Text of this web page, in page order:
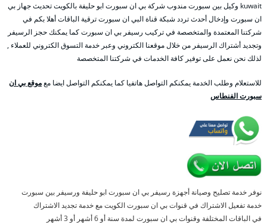
kuwait وكيل بين سبورت مندوب شركة بي ان سبورت ابو حليفة بالكويت تحديث جهاز بي
ان سبورت وإدخال أحدث تردد شبكة قناة البي ان سبورت ترقية الباقات أهلا بكم في
شركتنا المعتمدة والمتخصصة في تركيب رسيفر بي ان سبورت كما يمكنك حجز الرسيفر
وتجديد أشتراك الرسيفر من خلال موقعنا الكتروني وعبر خدمة التسوق الكتروني للعملاء ,
لذلك نحن نعمل على توفير كافة الخدمات في شركتنا المتخصصة
للاستعلام وطلب الخدمة يمكنكم التواصل هاتفيا كما يمكنكم التواصل ايضا معموقع بي ان
سبورت الفنطاس
نوفر خدمة تصليح وصيانة أجهزة رسيفر بي ان سبورت ابو حليفة ورسيفر بين سبورت
خدمة تفعيل الاشتراك في قنوات بي ان سبورت الكويت مع خدمة تجديد الاشتراك
في الباقات المختلفة وقنوات بي ان سبورت لمدة سنة أو 6 أشهر أو 3 أشهر